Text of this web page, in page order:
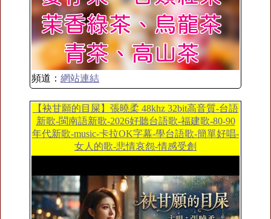
頻道： 網站連結
【袂甘願的目屎】張曉柔 48khz 32bit高音質-台語
新歌-閩南語新歌-2026好聽台語歌-福建歌-80-90
年代新歌-music-卡拉OK字幕-學台語歌-簡單好唱-
女人的歌-悲情哀怨-情感受創